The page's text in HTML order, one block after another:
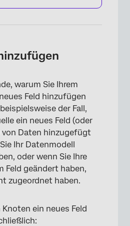
warum Sie Ihrem
Feld hinzufügen
der Fall,
ein neues Feld (oder
von Daten hinzugefügt
Ihr Datenmodell
oder wenn Sie Ihre
Feld geändert haben,
zugeordnet haben.
ein neues Feld